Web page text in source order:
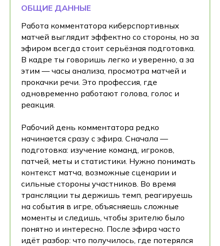
ОБЩИЕ ДАННЫЕ
Работа комментатора киберспортивных
матчей выглядит эффектно со стороны, но за
эфиром всегда стоит серьёзная подготовка.
В кадре ты говоришь легко и уверенно, а за
этим — часы анализа, просмотра матчей и
прокачки речи. Это профессия, где
одновременно работают голова, голос и
реакция.
Рабочий день комментатора редко
начинается сразу с эфира. Сначала —
подготовка: изучение команд, игроков,
патчей, меты и статистики. Нужно понимать
контекст матча, возможные сценарии и
сильные стороны участников. Во время
трансляции ты держишь темп, реагируешь
на события в игре, объясняешь сложные
моменты и следишь, чтобы зрителю было
понятно и интересно. После эфира часто
идёт разбор: что получилось, где потерялся